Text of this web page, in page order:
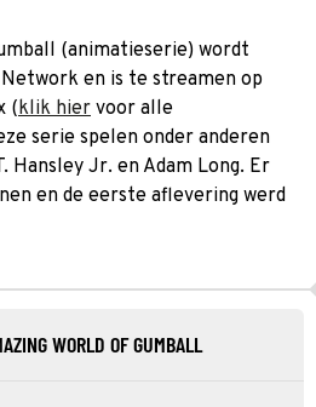
(animatieserie) wordt
en is te streamen op
(klik hier voor alle
serie spelen onder anderen
Hansley Jr. en Adam Long. Er
en de eerste aflevering werd
WORLD OF GUMBALL